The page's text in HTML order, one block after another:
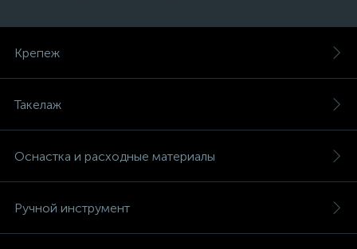
Крепеж
Такелаж
Оснастка и расходные материалы
Ручной инструмент